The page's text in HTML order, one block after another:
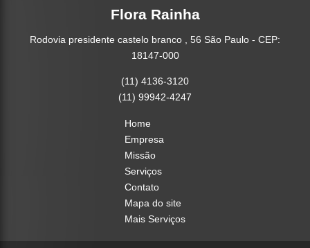
Flora Rainha
Rodovia presidente castelo branco , 56 São Paulo - CEP:
18147-000
(11) 4136-3120
(11) 99942-4247
Home
Empresa
Missão
Serviços
Contato
Mapa do site
Mais Serviços